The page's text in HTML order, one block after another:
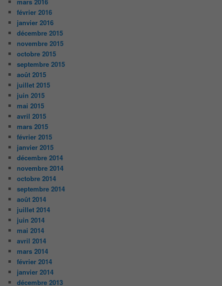
février 2016
janvier 2016
décembre 2015
novembre 2015
octobre 2015
septembre 2015
août 2015
juillet 2015
juin 2015
mai 2015
avril 2015
mars 2015
février 2015
janvier 2015
décembre 2014
novembre 2014
octobre 2014
septembre 2014
août 2014
juillet 2014
juin 2014
mai 2014
avril 2014
mars 2014
février 2014
janvier 2014
décembre 2013